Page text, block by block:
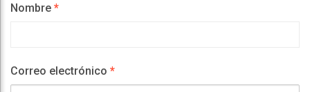
Nombre *
Correo electrónico *